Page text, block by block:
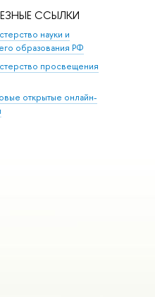
ССЫЛКИ
науки и
образования РФ
просвещения
открытые онлайн-